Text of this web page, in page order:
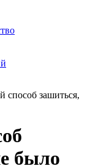
способ зашиться,
было